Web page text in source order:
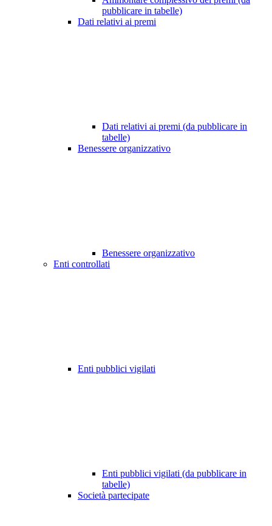
pubblicare in tabelle)
Dati relativi ai premi
Dati relativi ai premi (da pubblicare in
tabelle)
Benessere organizzativo
Benessere organizzativo
Enti controllati
Enti pubblici vigilati
Enti pubblici vigilati (da pubblicare in
tabelle)
Società partecipate